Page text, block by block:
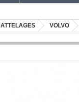
ATTELAGES VOLVO